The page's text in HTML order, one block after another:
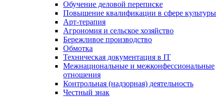
Обучение деловой переписке
Повышение квалификации в сфере культуры
Арт-терапия
Агрономия и сельское хозяйство
Бережливое производство
Обмотка
Техническая документация в IT
Межнациональные и межконфессиональные
отношения
Контрольная (надзорная) деятельность
Честный знак